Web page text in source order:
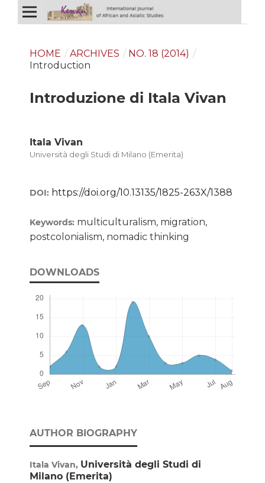
HOME / ARCHIVES / NO. 18 (2014) /
Introduction
Introduzione di Itala Vivan
Itala Vivan
Università degli Studi di Milano (Emerita)
DOI: https://doi.org/10.13135/1825-263X/1388
Keywords: multiculturalism, migration,
postcolonialism, nomadic thinking
DOWNLOADS
AUTHOR BIOGRAPHY
Itala Vivan, Università degli Studi di
Milano (Emerita)